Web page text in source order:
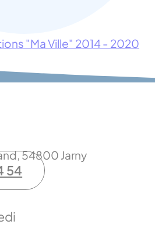
"Ma Ville" 2014 - 2020
54800 Jarny
54